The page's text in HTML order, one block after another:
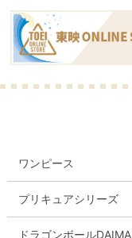
ワンピース
プリキュアシリーズ
ドラゴンボールDAIMA